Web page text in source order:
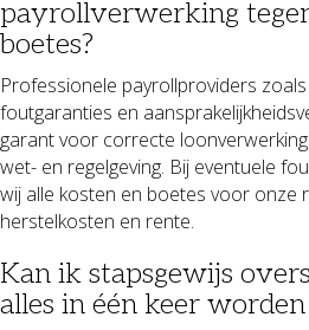
payrollverwerking
boetes?
Professionele payrollproviders
foutgaranties en
garant voor correcte
wet- en regelgeving. Bij eventuele
wij alle kosten en boetes voor onze
herstelkosten en rente.
Kan ik stapsgewijs
alles in één keer